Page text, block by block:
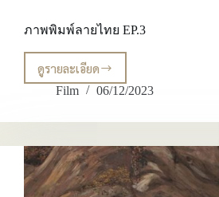
ภาพพิมพ์ลายไทย EP.3
ดูรายละเอียด
ภาพ
พิมพ์
ไทย
Film 06/12/2023